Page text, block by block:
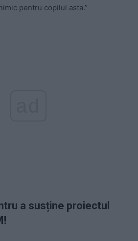
pentru copilul asta.”
a susține proiectul